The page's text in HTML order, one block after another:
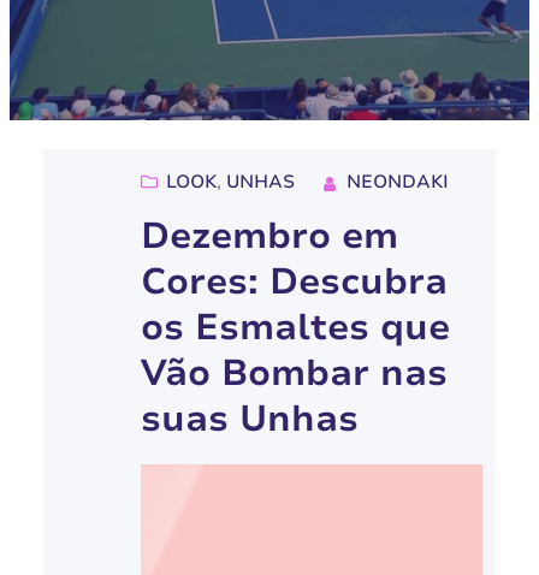
LOOK, UNHAS NEONDAKI
Dezembro em
Cores: Descubra
os Esmaltes que
Vão Bombar nas
suas Unhas